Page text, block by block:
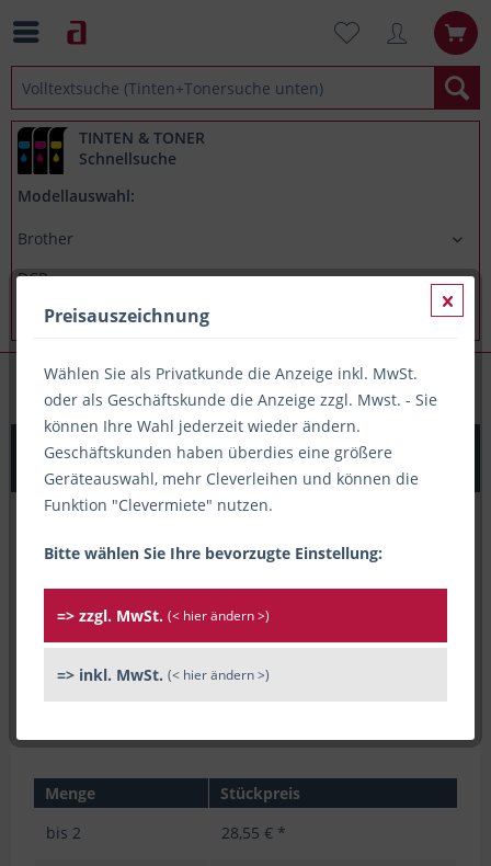
TINTEN & TONER
Schnellsuche
Modellauswahl:
Brother DCP L3550CDW
Printation Toner ersetzt Brother TN-247Y, ca. 2.300 S.,
gelb
Menge
Stückpreis
bis 2 28,55 € *
Preisauszeichnung
Wählen Sie als Privatkunde die Anzeige inkl. MwSt.
oder als Geschäftskunde die Anzeige zzgl. Mwst. - Sie
können Ihre Wahl jederzeit wieder ändern.
Geschäftskunden haben überdies eine größere
Geräteauswahl, mehr Cleverleihen und können die
Funktion "Clevermiete" nutzen.
Bitte wählen Sie Ihre bevorzugte Einstellung:
=> zzgl. MwSt. (< hier ändern >)
=> inkl. MwSt. (< hier ändern >)